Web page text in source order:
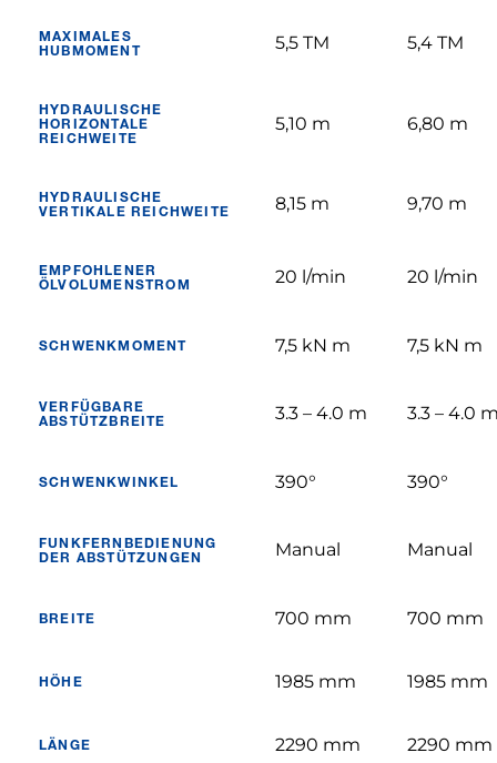
MAXIMALES
HUBMOMENT
5,5 TM 5,4 TM
HYDRAULISCHE
HORIZONTALE
REICHWEITE
5,10 m 6,80 m
HYDRAULISCHE
VERTIKALE REICHWEITE
8,15 m 9,70 m
EMPFOHLENER
ÖLVOLUMENSTROM
20 l/min 20 l/min
SCHWENKMOMENT 7,5 kN m 7,5 kN m
VERFÜGBARE
ABSTÜTZBREITE
3.3 – 4.0 m 3.3 – 4.0
SCHWENKWINKEL 390° 390°
FUNKFERNBEDIENUNG
DER ABSTÜTZUNGEN
Manual Manual
BREITE 700 mm 700 mm
HÖHE 1985 mm 1985 mm
LÄNGE 2290 mm 2290 mm